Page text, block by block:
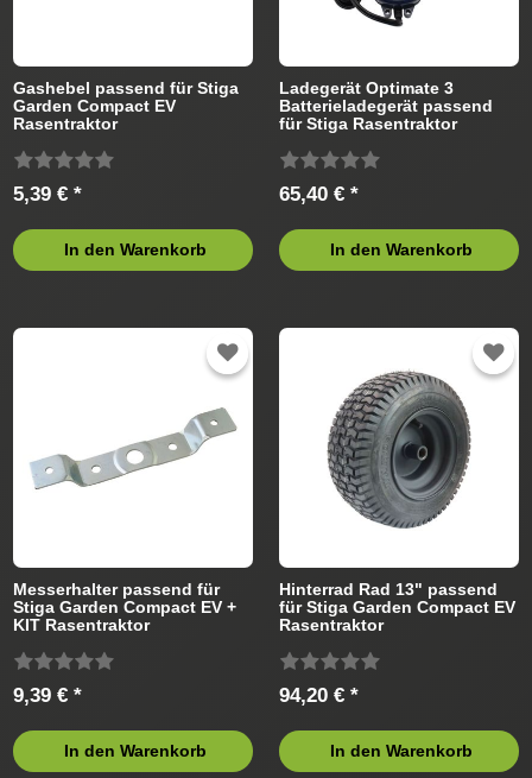
Gashebel passend für Stiga
Garden Compact EV
Rasentraktor
5,39 € *
In den Warenkorb
Ladegerät Optimate 3
Batterieladegerät passend
für Stiga Rasentraktor
65,40 € *
In den Warenkorb
Messerhalter passend für
Stiga Garden Compact EV +
KIT Rasentraktor
9,39 € *
In den Warenkorb
Hinterrad Rad 13" passend
für Stiga Garden Compact EV
Rasentraktor
94,20 € *
In den Warenkorb